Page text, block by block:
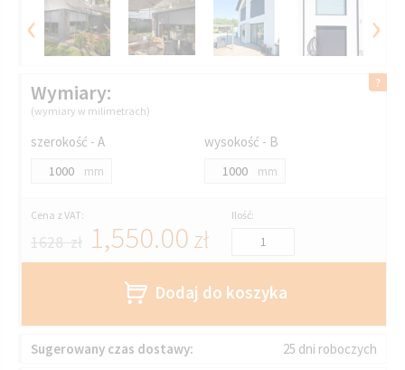
‹ ›
Wymiary:
(wymiary w milimetrach)
szerokość - A
mm
wysokość - B
mm
Cena z VAT:
1628 zł 1,550.00 zł
Ilość:
Dodaj do koszyka
Sugerowany czas dostawy:
25 dni roboczych